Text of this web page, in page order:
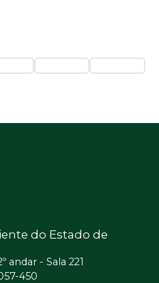
do Estado de
andar - Sala 221
450